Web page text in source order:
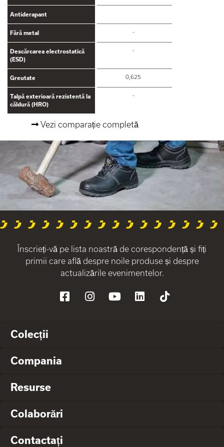
Antiderapant
Fără metal -
Descărcarea electrostatică
(ESD)
-
Greutate 0,625
Talpă exterioară rezistentă la
căldură (HRO)
-
Vezi comparație completă
Înscrieți-vă pe lista noastră de corespondență și fiți
primii care află despre noile produse și despre
actualizările evenimentelor.
Colecții
Compania
Resurse
Colaborări
Contactați